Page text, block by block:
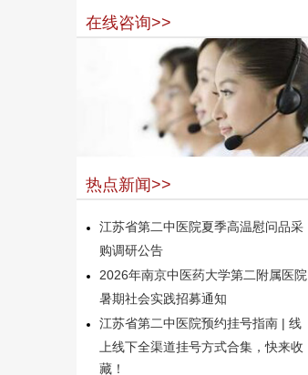
在线咨询>>
热点新闻>>
江苏省第二中医院夏季高温慰问品采
购调研公告
2026年南京中医药大学第二附属医院
暑期社会实践招募通知
江苏省第二中医院预约挂号指南 | 线
上线下全渠道挂号方式合集，快来收
藏！